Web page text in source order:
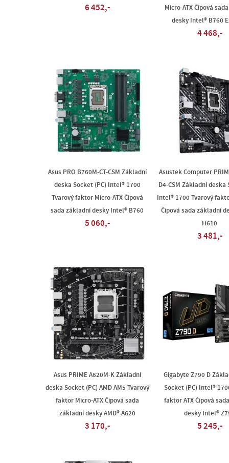
6 452,-
Micro-ATX Čipová
desky Intel® B760
4 468,-
Asus PRO B760M-CT-CSM Základní
deska Socket (PC) Intel® 1700
Tvarový faktor Micro-ATX Čipová
sada základní desky Intel® B760
5 060,-
Asustek Computer
D4-CSM Základní deska
Intel® 1700 Tvarový
Čipová sada základní
H610
3 481,-
Asus PRIME A620M-K Základní
deska Socket (PC) AMD AM5 Tvarový
faktor Micro-ATX Čipová sada
základní desky AMD® A620
3 170,-
Gigabyte Z790 D
Socket (PC) Intel®
faktor ATX Čipová
desky Intel®
5 245,-